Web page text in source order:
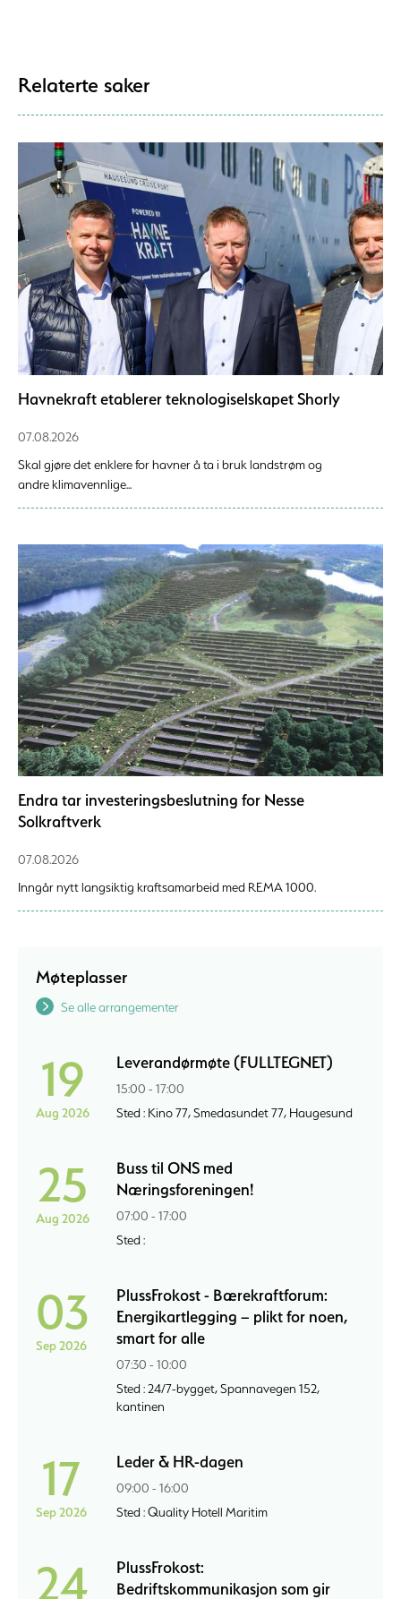
Relaterte saker
Havnekraft etablerer teknologiselskapet Shorly
07.08.2026
Skal gjøre det enklere for havner å ta i bruk landstrøm og
andre klimavennlige...
Endra tar investeringsbeslutning for Nesse
Solkraftverk
07.08.2026
Inngår nytt langsiktig kraftsamarbeid med REMA 1000.
Møteplasser
Se alle arrangementer
19
Aug 2026
Leverandørmøte (FULLTEGNET)
15:00 - 17:00
Sted : Kino 77, Smedasundet 77, Haugesund
25
Aug 2026
Buss til ONS med
Næringsforeningen!
07:00 - 17:00
Sted :
03
Sep 2026
PlussFrokost - Bærekraftforum:
Energikartlegging – plikt for noen,
smart for alle
07:30 - 10:00
Sted : 24/7-bygget, Spannavegen 152,
kantinen
17
Sep 2026
Leder & HR-dagen
09:00 - 16:00
Sted : Quality Hotell Maritim
24
PlussFrokost:
Bedriftskommunikasjon som gir